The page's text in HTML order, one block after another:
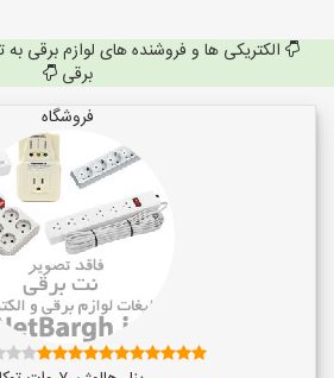
الکتریکی ها و فروشنده های لوازم برقی
برقی
فروشگاه